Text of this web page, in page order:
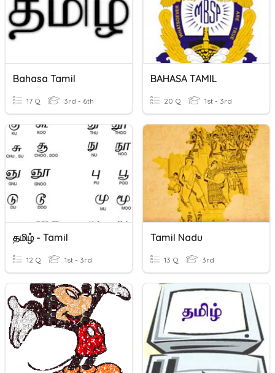
Bahasa Tamil
17 Q 3rd - 6th
BAHASA TAMIL
20 Q 1st - 3rd
தமிழ் - Tamil
12 Q 1st - 3rd
Tamil Nadu
13 Q 3rd